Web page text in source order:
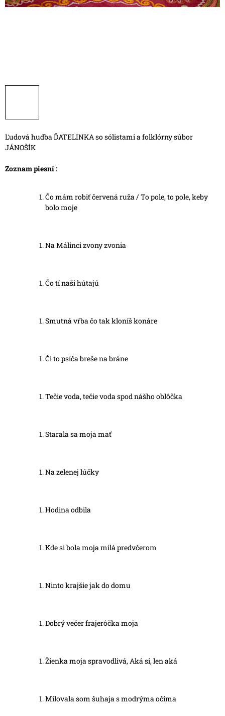
Ľudová hudba ĎATELINKA so sólistami a folklórny súbor
JÁNOŠÍK
Zoznam piesní :
Čo mám robiť červená ruža / To pole, to pole, keby
bolo moje
Na Málinci zvony zvonia
Čo tí naši hútajú
Smutná vŕba čo tak kloníš konáre
Či to psíča breše na bráne
Tečie voda, tečie voda spod nášho oblôčka
Starala sa moja mať
Na zelenej lúčky
Hodina odbila
Kde si bola moja milá predvčerom
Ninto krajšie jak do domu
Dobrý večer frajerôčka moja
Žienka moja spravodlivá, Aká si, len aká
Milovala som šuhaja s modrýma očima